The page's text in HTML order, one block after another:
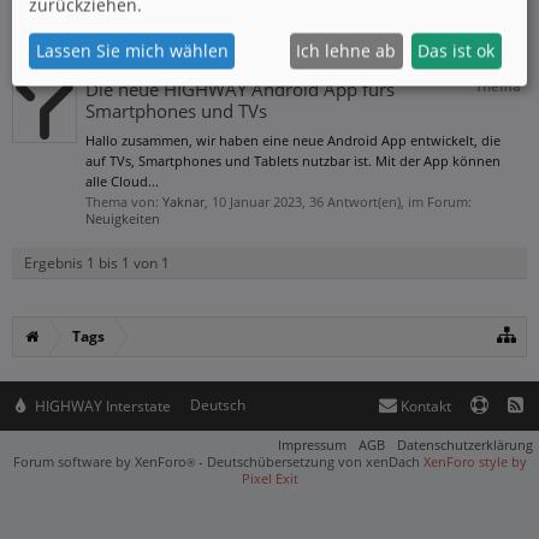
smartphone
Thema
Die neue HIGHWAY Android App fürs
Smartphones und TVs
Hallo zusammen, wir haben eine neue Android App entwickelt, die
auf TVs, Smartphones und Tablets nutzbar ist. Mit der App können
alle Cloud...
Thema von: Yaknar, 10 Januar 2023, 36 Antwort(en), im Forum:
Neuigkeiten
Ergebnis 1 bis 1 von 1
Tags
HIGHWAY Interstate Deutsch Kontakt
Impressum AGB
Datenschutzerklärung
Forum software by XenForo® - Deutschübersetzung von xenDach XenForo style by
Pixel Exit
Lassen Sie mich wählen Ich lehne ab Das ist ok